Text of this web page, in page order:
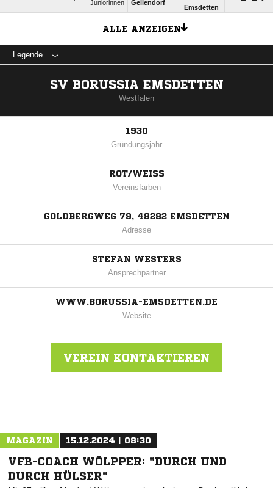
Juniorinnen
Gellendorf
Emsdetten
ALLE ANZEIGEN
Legende
SV BORUSSIA EMSDETTEN
Westfalen
1930
Gründungsjahr
ROT/WEISS
Vereinsfarben
GOLDBERGWEG 79, 48282 EMSDETTEN
Adresse
STEFAN WESTERS
Ansprechpartner
WWW.BORUSSIA-EMSDETTEN.DE
Website
VEREIN KONTAKTIEREN
MAGAZIN 15.12.2024 | 08:30
VFB-COACH WÖLPPER: "DURCH UND
DURCH HÜLSER"